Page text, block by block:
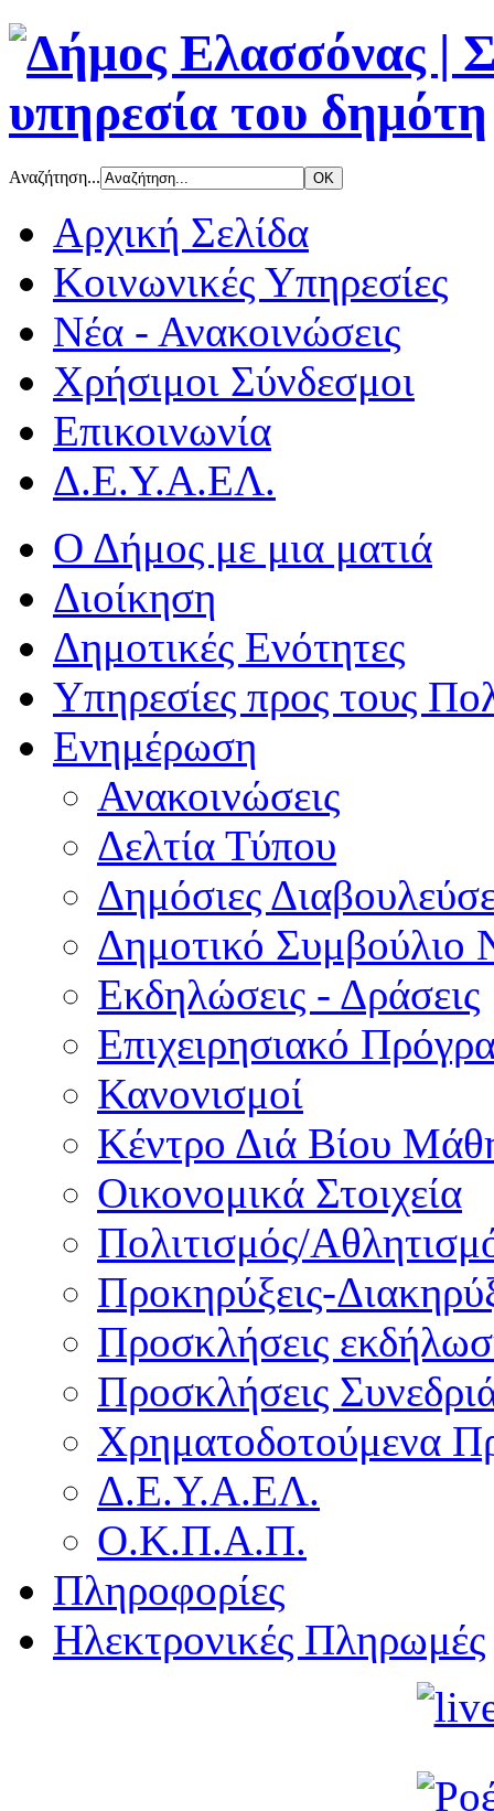
Αναζήτηση...
Αρχική Σελίδα
Κοινωνικές Υπηρεσίες
Νέα - Ανακοινώσεις
Χρήσιμοι Σύνδεσμοι
Επικοινωνία
Δ.Ε.Υ.Α.ΕΛ.
Ο Δήμος με μια ματιά
Διοίκηση
Δημοτικές Ενότητες
Υπηρεσίες προς τους
Ενημέρωση
Ανακοινώσεις
Δελτία Τύπου
Δημόσιες
Δημοτικό Συμβούλιο
Εκδηλώσεις - Δράσεις
Επιχειρησιακό
Κανονισμοί
Κέντρο Διά Βίου
Οικονομικά Στοιχεία
Πολιτισμός/
Προκηρύξεις-
Προσκλήσεις
Προσκλήσεις
Χρηματοδοτούμενα
Δ.Ε.Υ.Α.ΕΛ.
Ο.Κ.Π.Α.Π.
Πληροφορίες
Ηλεκτρονικές Πληρωμές